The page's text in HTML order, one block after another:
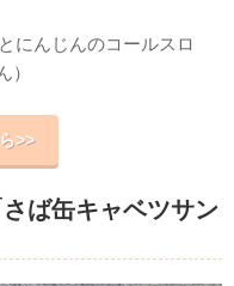
にんじんのコールスロ
）
>>
ば缶キャベツサン